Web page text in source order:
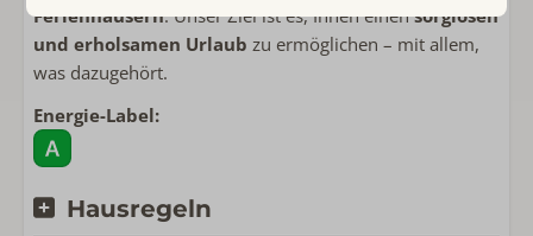
Ferienhäusern. Unser Ziel ist es, Ihnen einensorglosen
und erholsamen Urlaub zu ermöglichen – mit allem,
was dazugehört.
Energie-Label:
Hausregeln